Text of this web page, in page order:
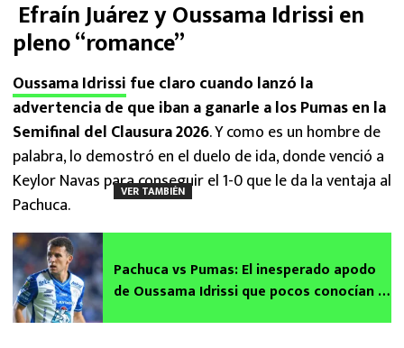
Efraín Juárez y Oussama Idrissi en
pleno “romance”
Oussama Idrissi fue claro cuando lanzó la
advertencia de que iban a ganarle a los Pumas en la
Semifinal del Clausura 2026. Y como es un hombre de
palabra, lo demostró en el duelo de ida, donde venció a
Keylor Navas para conseguir el 1-0 que le da la ventaja al
Pachuca.
VER TAMBIÉN
Pachuca vs Pumas: El inesperado apodo
de Oussama Idrissi que pocos conocían al